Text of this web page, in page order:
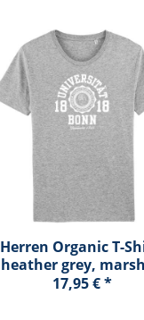
Herren Organic T-
heather grey,
17,95 € *